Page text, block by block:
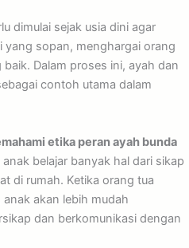
dimulai sejak usia dini agar
yang sopan, menghargai orang
Dalam proses ini, ayah dan
contoh utama dalam
etika peran ayah bunda
belajar banyak hal dari sikap
di rumah. Ketika orang tua
akan lebih mudah
dan berkomunikasi dengan